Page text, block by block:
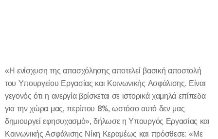
«Η ενίσχυση της απασχόλησης αποτελεί βασική αποστολή
του Υπουργείου Εργασίας και Κοινωνικής Ασφάλισης. Είναι
γεγονός ότι η ανεργία βρίσκεται σε ιστορικά χαμηλά επίπεδα
για την χώρα μας, περίπου 8%, ωστόσο αυτό δεν μας
δημιουργεί εφησυχασμό», δήλωσε η Υπουργός Εργασίας και
Κοινωνικής Ασφάλισης Νίκη Κεραμέως και πρόσθεσε: «Με